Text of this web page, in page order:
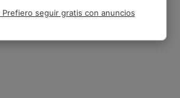
Él.
Prefiero seguir gratis con anuncios